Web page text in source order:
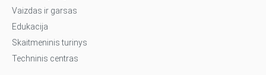
Vaizdas ir garsas
Edukacija
Skaitmeninis turinys
Techninis centras